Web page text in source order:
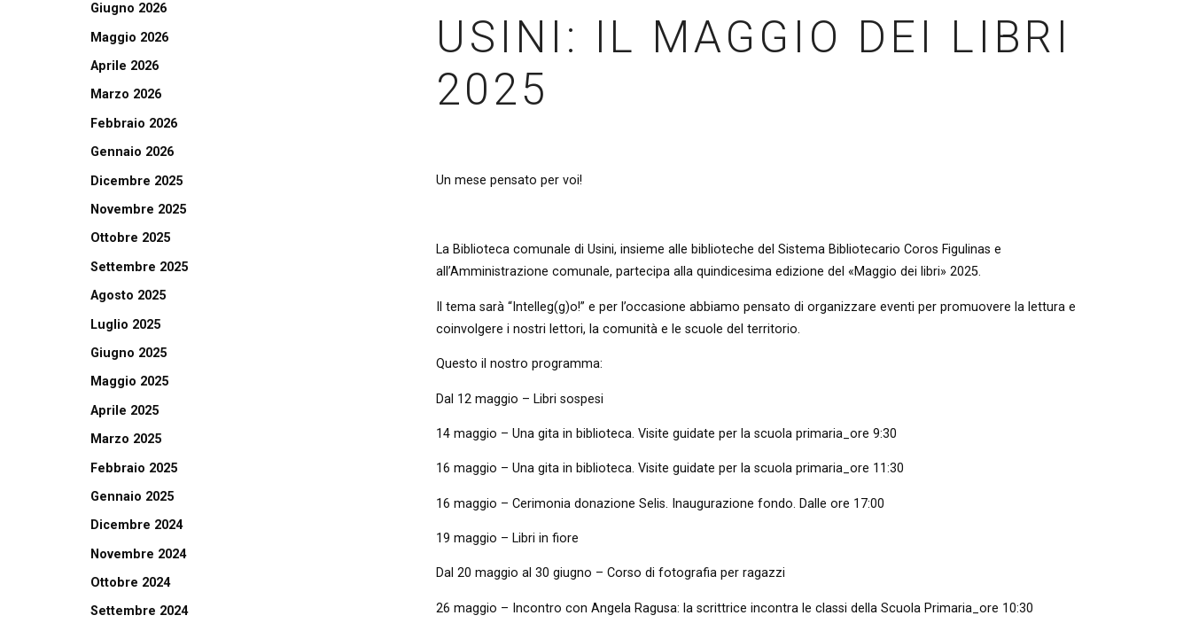
USINI: IL MAGGIO DEI LIBRI
2025
Un mese pensato per voi!
La Biblioteca comunale di Usini, insieme alle biblioteche del Sistema Bibliotecario Coros Figulinas e
all’Amministrazione comunale, partecipa alla quindicesima edizione del «Maggio dei libri» 2025.
Il tema sarà “Intelleg(g)o!” e per l’occasione abbiamo pensato di organizzare eventi per promuovere la lettura e
coinvolgere i nostri lettori, la comunità e le scuole del territorio.
Questo il nostro programma:
Dal 12 maggio – Libri sospesi
14 maggio – Una gita in biblioteca. Visite guidate per la scuola primaria_ore 9:30
16 maggio – Una gita in biblioteca. Visite guidate per la scuola primaria_ore 11:30
16 maggio – Cerimonia donazione Selis. Inaugurazione fondo. Dalle ore 17:00
19 maggio – Libri in fiore
Dal 20 maggio al 30 giugno – Corso di fotografia per ragazzi
26 maggio – Incontro con Angela Ragusa: la scrittrice incontra le classi della Scuola Primaria_ore 10:30
Giugno 2026
Maggio 2026
Aprile 2026
Marzo 2026
Febbraio 2026
Gennaio 2026
Dicembre 2025
Novembre 2025
Ottobre 2025
Settembre 2025
Agosto 2025
Luglio 2025
Giugno 2025
Maggio 2025
Aprile 2025
Marzo 2025
Febbraio 2025
Gennaio 2025
Dicembre 2024
Novembre 2024
Ottobre 2024
Settembre 2024